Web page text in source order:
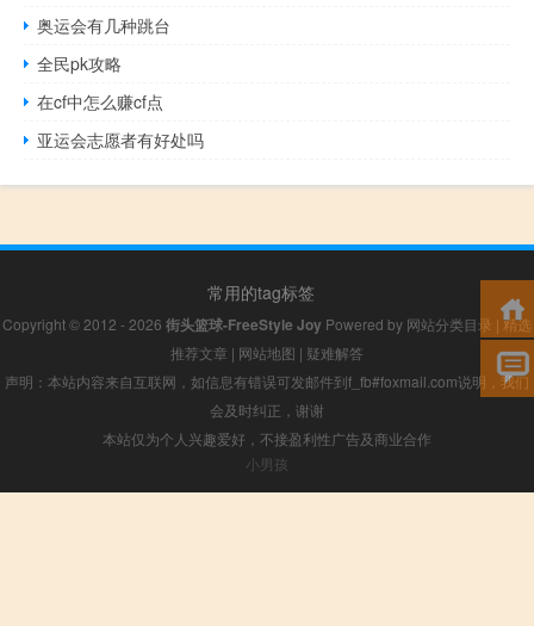
奥运会有几种跳台
全民pk攻略
在cf中怎么赚cf点
亚运会志愿者有好处吗
常用的tag标签
Copyright © 2012 - 2026 街头篮球-FreeStyle Joy Powered by 网站分类目录 | 精选
推荐文章 | 网站地图 | 疑难解答
声明：本站内容来自互联网，如信息有错误可发邮件到f_fb#foxmail.com说明，我们
会及时纠正，谢谢
本站仅为个人兴趣爱好，不接盈利性广告及商业合作
小男孩